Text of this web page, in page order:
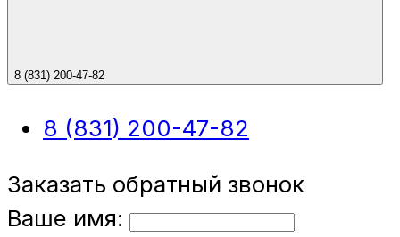
8 (831) 200-47-82
8 (831) 200-47-82
Заказать обратный звонок
Ваше имя: